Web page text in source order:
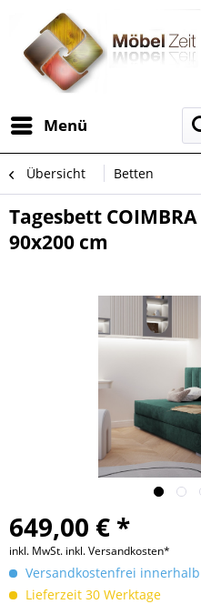
Menü
Übersicht Betten
Tagesbett
90x200 cm
649,00 € *
inkl. MwSt. inkl. Versandkosten*
Versandkostenfrei
Lieferzeit 30 Werktage